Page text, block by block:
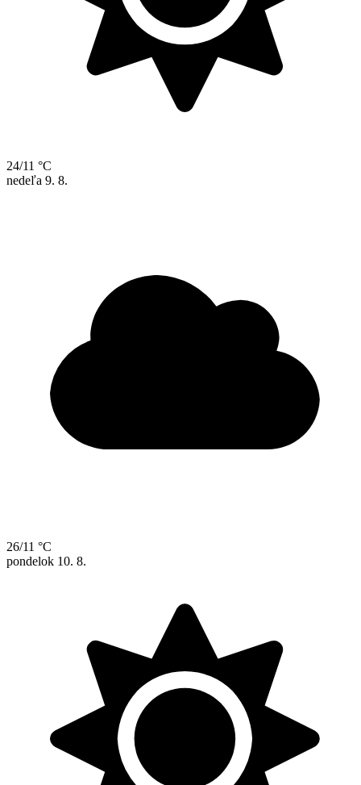
24/11 °C
nedeľa 9. 8.
26/11 °C
pondelok 10. 8.